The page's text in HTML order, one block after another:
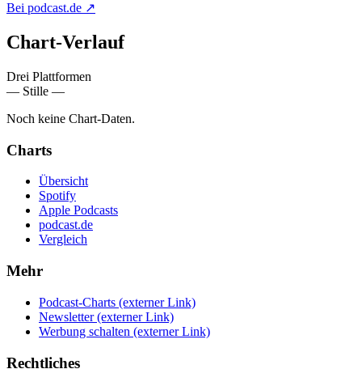
Bei podcast.de ↗
Chart-Verlauf
Drei Plattformen
— Stille —
Noch keine Chart-Daten.
Charts
Übersicht
Spotify
Apple Podcasts
podcast.de
Vergleich
Mehr
Podcast-Charts (externer Link)
Newsletter (externer Link)
Werbung schalten (externer Link)
Rechtliches